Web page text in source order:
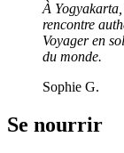
À
rencontre
Voyager en
du monde.
Sophie G.
Se nourrir